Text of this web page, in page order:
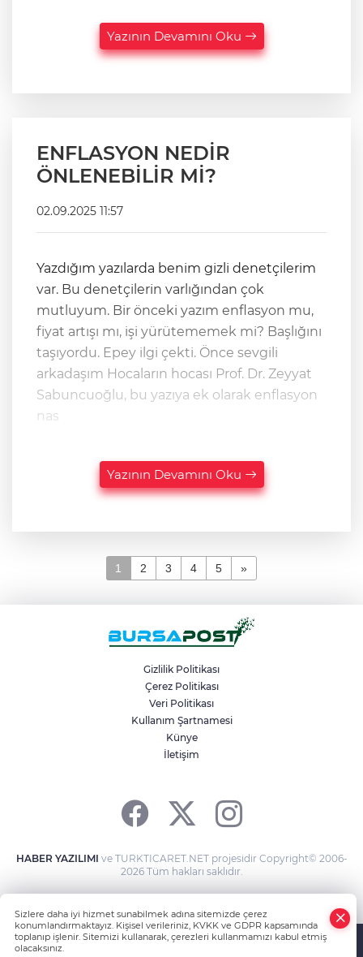
Yazının Devamını Oku
ENFLASYON NEDİR
ÖNLENEBİLİR Mİ?
02.09.2025 11:57
Yazdığım yazılarda benim gizli denetçilerim
var. Bu denetçilerin varlığından çok
mutluyum. Bir önceki yazım enflasyon mu,
fiyat artışı mı, işi yürütememek mi? Başlığını
taşıyordu. Epey ilgi çekti. Önce sevgili
arkadaşım Hocaların hocası Prof. Dr. Zeyyat
Sabuncuoğlu, bu yazıya ek olarak enflasyon
nas
Yazının Devamını Oku
1 2 3 4 5 »
Gizlilik Politikası
Çerez Politikası
Veri Politikası
Kullanım Şartnamesi
Künye
İletişim
HABER YAZILIMI ve TURKTICARET.NET projesidir Copyright© 2006-
2026 Tüm hakları saklıdır.
Sizlere daha iyi hizmet sunabilmek adına sitemizde çerez
konumlandırmaktayız. Kişisel verileriniz, KVKK ve GDPR kapsamında
toplanıp işlenir. Sitemizi kullanarak, çerezleri kullanmamızı kabul etmiş
olacaksınız.